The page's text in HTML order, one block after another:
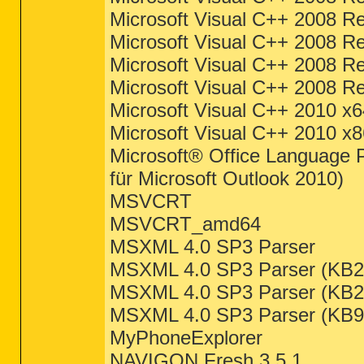
Microsoft Visual C++ 2008
Microsoft Visual C++ 2008
Microsoft Visual C++ 2008
Microsoft Visual C++ 2008
Microsoft Visual C++ 2010
Microsoft Visual C++ 2010
Microsoft® Office Language
für Microsoft Outlook 2010)
MSVCRT
MSVCRT_amd64
MSXML 4.0 SP3 Parser
MSXML 4.0 SP3 Parser
MSXML 4.0 SP3 Parser
MSXML 4.0 SP3 Parser
MyPhoneExplorer